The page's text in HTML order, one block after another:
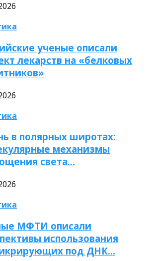
ученые описали
лекарств на «белковых
в полярных широтах:
механизмы
света…
МФТИ описали
использования
под ДНК…